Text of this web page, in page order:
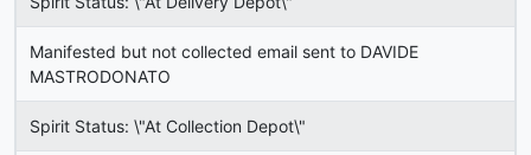
Manifested but not collected email sent to DAVIDE
MASTRODONATO
Spirit Status: \"At Collection Depot\"